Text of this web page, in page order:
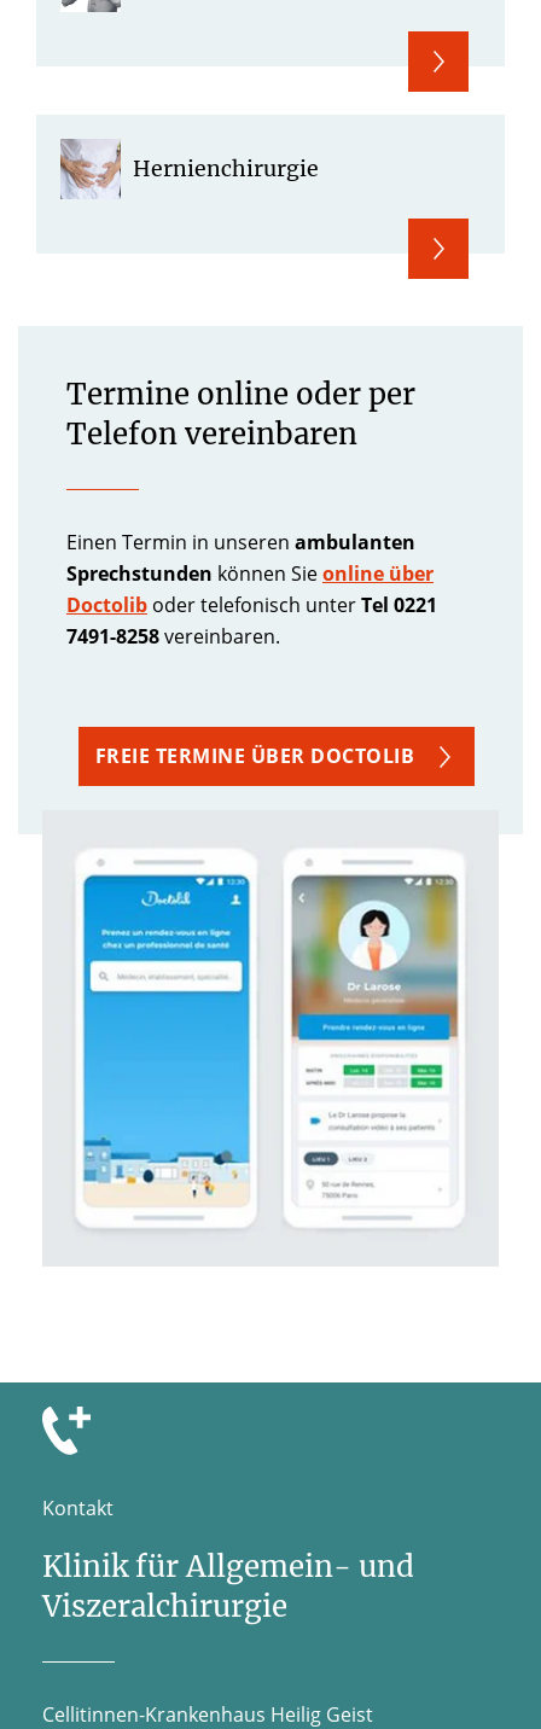
Hernienchirurgie
Termine online oder per
Telefon vereinbaren
Einen Termin in unseren ambulanten
Sprechstunden können Sieonline über
Doctolib oder telefonisch unterTel 0221
7491-8258vereinbaren.
FREIE TERMINE ÜBER DOCTOLIB
Kontakt
Klinik für Allgemein- und
Viszeralchirurgie
Cellitinnen-Krankenhaus Heilig Geist